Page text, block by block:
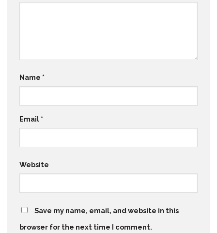
Name *
Email *
Website
Save my name, email, and website in this
browser for the next time I comment.